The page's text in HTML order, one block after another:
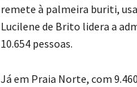
remete à palmeira buriti,
Lucilene de Brito lidera a
10.654 pessoas.
Já em Praia Norte, com